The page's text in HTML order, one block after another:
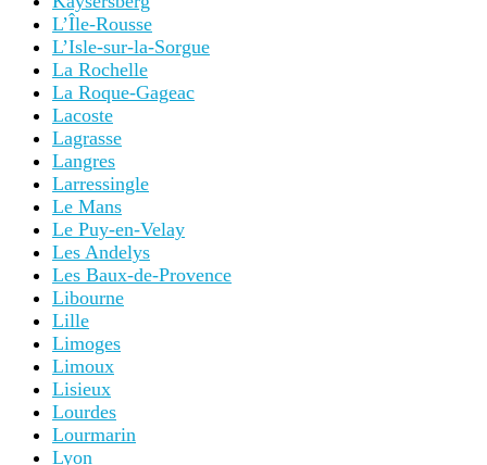
L’Île-Rousse
L’Isle-sur-la-Sorgue
La Rochelle
La Roque-Gageac
Lacoste
Lagrasse
Langres
Larressingle
Le Mans
Le Puy-en-Velay
Les Andelys
Les Baux-de-Provence
Libourne
Lille
Limoges
Limoux
Lisieux
Lourdes
Lourmarin
Lyon